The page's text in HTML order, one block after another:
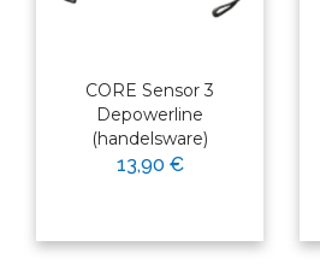
CORE Sensor 3
Depowerline
(handelsware)
13,90 €